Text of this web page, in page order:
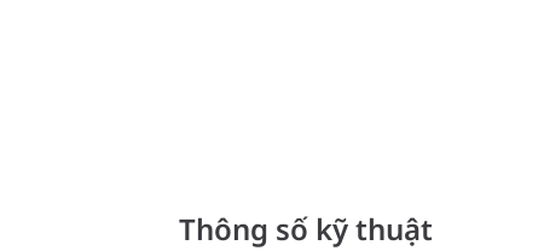
Thông số kỹ thuật